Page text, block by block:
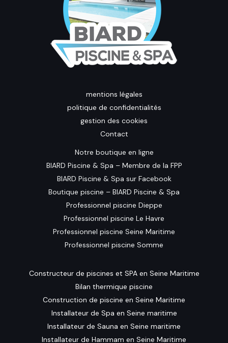
mentions légales
politique de confidentialités
gestion des cookies
Contact
Notre boutique en ligne
BIARD Piscine & Spa – Membre de la FPP
BIARD Piscine & Spa sur Facebook
Boutique piscine – BIARD Piscine & Spa
Professionnel piscine Dieppe
Professionnel piscine Le Havre
Professionnel piscine Seine Maritime
Professionnel piscine Somme
Constructeur de piscines et SPA en Seine Maritime
Bilan thermique piscine
Construction de piscine en Seine Maritime
Installateur de Spa en Seine maritime
Installateur de Sauna en Seine maritime
Installateur de Hammam en Seine Maritime